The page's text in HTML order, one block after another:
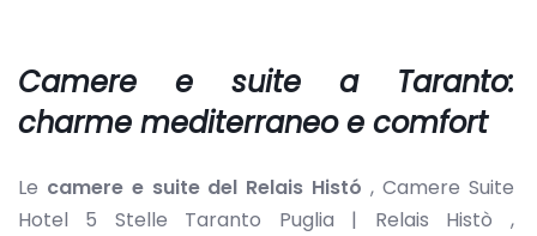
Camere e suite a Taranto:
charme mediterraneo e comfort
Le camere e suite del Relais Histó , Camere Suite
Hotel 5 Stelle Taranto Puglia | Relais Histò ,